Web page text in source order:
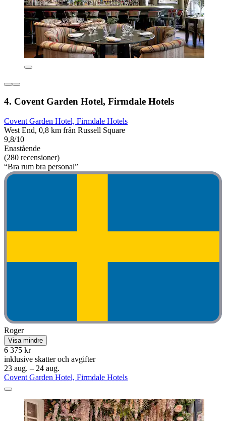
4. Covent Garden Hotel, Firmdale Hotels
Covent Garden Hotel, Firmdale Hotels
West End, 0,8 km från Russell Square
9,8/10
Enastående
(280 recensioner)
“Bra rum bra personal”
Roger
Visa mindre
6 375 kr
inklusive skatter och avgifter
23 aug. – 24 aug.
Covent Garden Hotel, Firmdale Hotels